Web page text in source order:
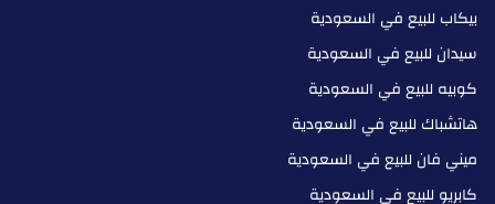
بيكاب للبيع في السعودية
سيدان للبيع في السعودية
كوبيه للبيع في السعودية
هاتشباك للبيع في السعودية
ميني فان للبيع في السعودية
كابريو للبيع في السعودية